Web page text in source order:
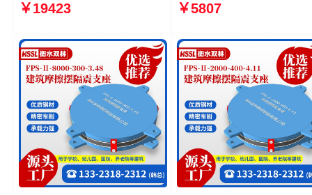
支座FBD 建筑摩擦隔震支座
￥19423
FPSII-6000-300-3.48源头
￥5807